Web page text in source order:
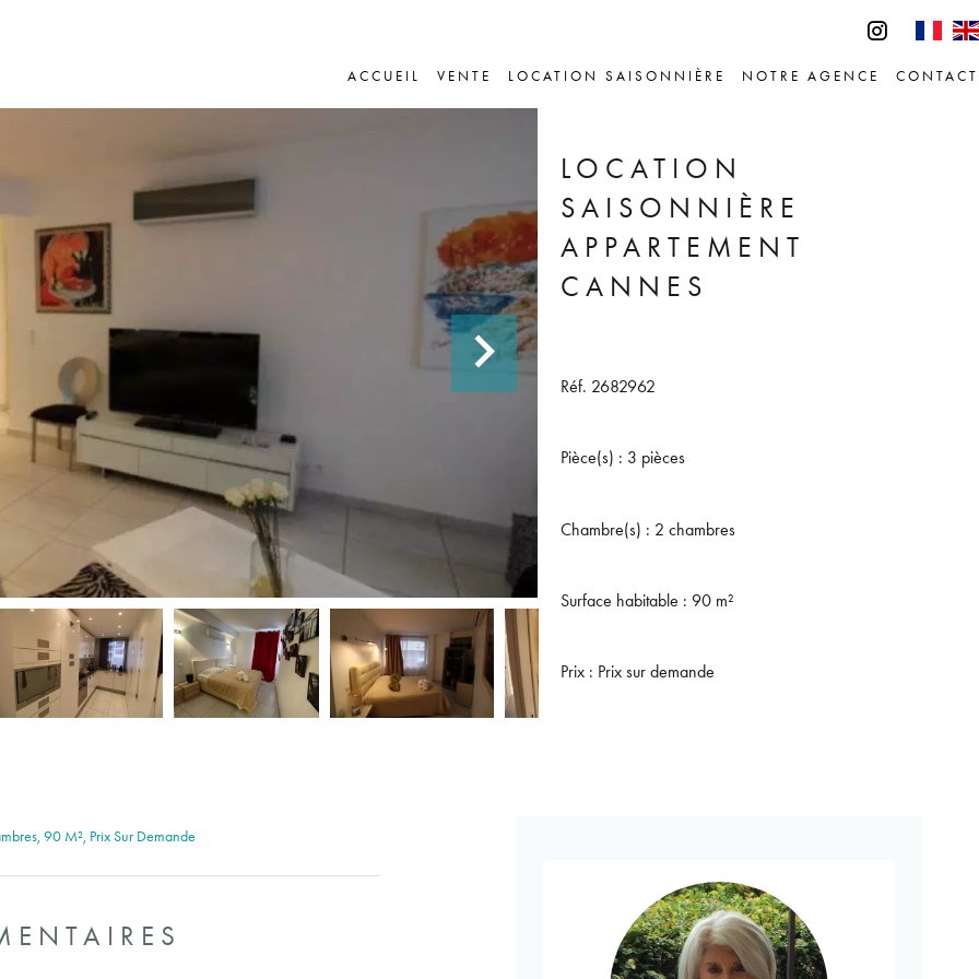
ACCUEIL VENTE LOCATION SAISONNIÈRE NOTRE AGENCE CONTACT
LOCATION
SAISONNIÈRE
APPARTEMENT
CANNES
Réf. 2682962
Pièce(s) : 3 pièces
Chambre(s) : 2 chambres
Surface habitable : 90 m²
Prix : Prix sur demande
90 M², Prix Sur Demande